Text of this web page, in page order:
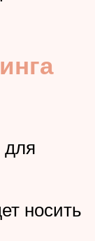
для
носить